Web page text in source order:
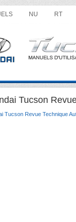
NU RT
Tucson
Tucson Revue Technique